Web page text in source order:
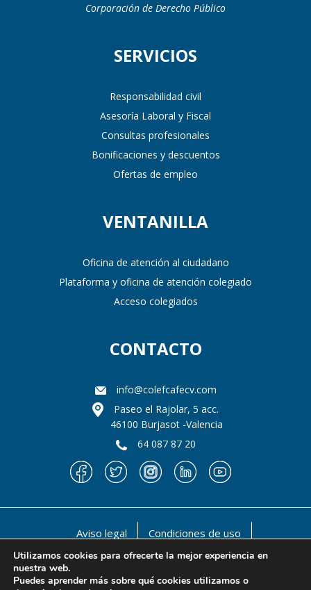
Corporación de Derecho Público
SERVICIOS
Responsabilidad civil
Asesoría Laboral y Fiscal
Consultas profesionales
Bonificaciones y descuentos
Ofertas de empleo
VENTANILLA
Oficina de atención al ciudadano
Plataforma y oficina de atención colegiado
Acceso colegiados
CONTACTO
info@colefcafecv.com
Paseo el Rajolar, 5 acc.
46100 Burjasot -Valencia
64 087 87 20
Aviso legal
Condiciones de uso
Política de privacidad
Política de cookies
@ 1990-2021 Il llustre Colegio oficial de Licenciados
Utilizamos cookies para ofrecerte la mejor experiencia en
nuestra web.
Puedes aprender más sobre qué cookies utilizamos o